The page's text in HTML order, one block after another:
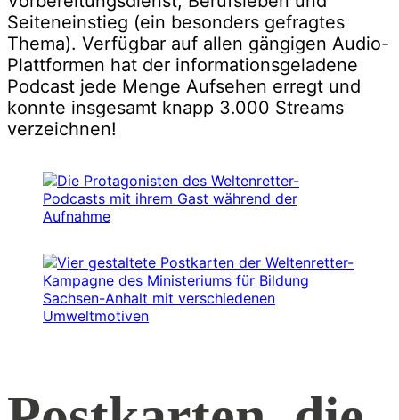
Seiteneinstieg (ein besonders gefragtes
Thema). Verfügbar auf allen gängigen Audio-
Plattformen hat der informationsgeladene
Podcast jede Menge Aufsehen erregt und
konnte insgesamt knapp 3.000 Streams
verzeichnen!